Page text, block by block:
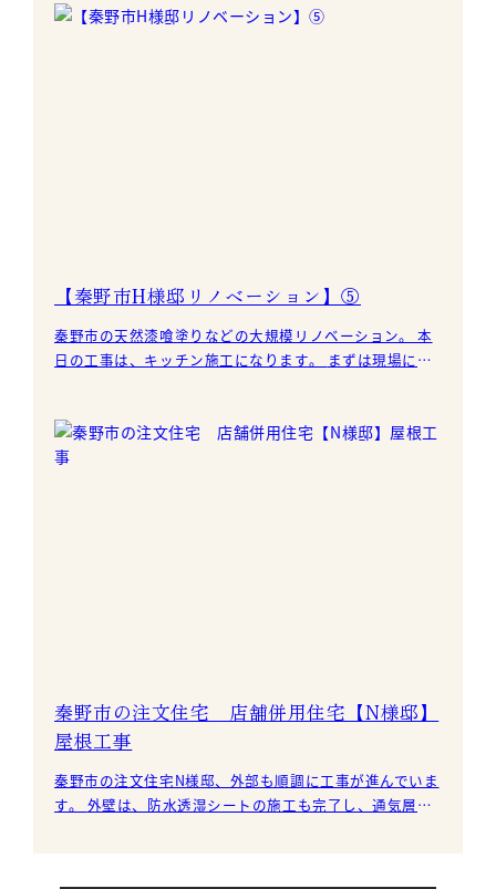
【秦野市H様邸リノベーション】⑤
秦野市の天然漆喰塗りなどの大規模リノベーション。 本
日の工事は、キッチン施工になります。 まずは現場にキ
秦野市の注文住宅 店舗併用住宅【N様邸】
屋根工事
秦野市の注文住宅N様邸、外部も順調に工事が進んでいま
す。 外壁は、防水透湿シートの施工も完了し、通気層の